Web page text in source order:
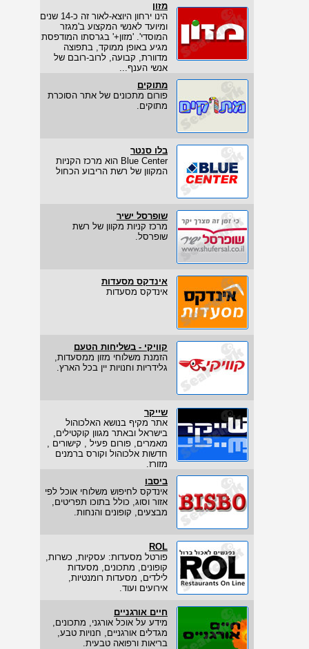
מזון
הינו ירחון היוצא-לאור זה כ-14 שנים
ומיועד לאנשי המקצוע ב'מגזר
המוסדי'. 'מזון+' בגרסתו המודפסת
מגיע באופן ממוקד, בתפוצה
מדוורת, קבועה, לרוב-רובם של
אנשי הענף...
מתוקים
פורום מתכונים של אתר הסוכרת
מתוקים.
בלו סנטר
Blue Center הוא מרכז הקניות
המקוון של רשת הריבוע הכחול
שופרסל ישיר
מרכז קניות מקוון של רשת
שופרסל.
אינדקס מסעדות
אינדקס מסעדות
קוויקי - בשליחות הטעם
הזמנת משלוחי מזון ממסעדות,
גלידריות וחנויות יין בכל הארץ.
שייקר
אתר מקיף בנושא האלכוהול
בישראל ובאתר מגוון קוקטילים,
מאמרים, פורום פעיל , קישורים ,
חדשות אלכוהול וקורס ברמנים
מזורז.
ביסבו
אינדקס לחיפוש משלוחי אוכל לפי
אזור וסוג, כולל בתוכו תפריטים,
מבצעים, קופונים והנחות.
ROL
פורטל מסעדות: עסקיות, כשרות,
קופונים, מתכונים, מסעדות
לילדים, מסעדות רומנטיות,
אירועים ועוד.
חיים אורגניים
מידע על אוכל אורגני, מתכונים,
מגדלים אורגניים, חנויות טבע,
בריאות ורפואה טבעית.